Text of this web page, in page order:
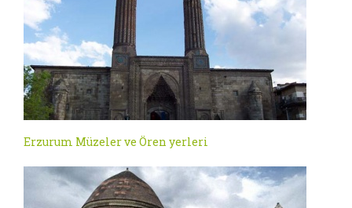
Erzurum Müzeler ve Ören yerleri